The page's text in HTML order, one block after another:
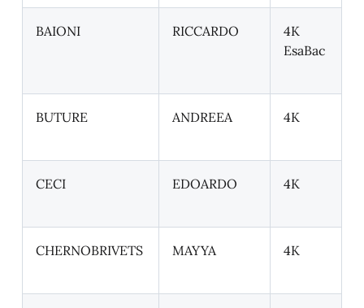
BAIONI RICCARDO
4K
EsaBac
BUTURE ANDREEA 4K
CECI EDOARDO 4K
CHERNOBRIVETS MAYYA 4K